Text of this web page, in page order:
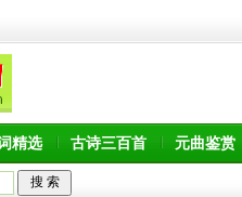
精选 古诗三百首 元曲鉴赏